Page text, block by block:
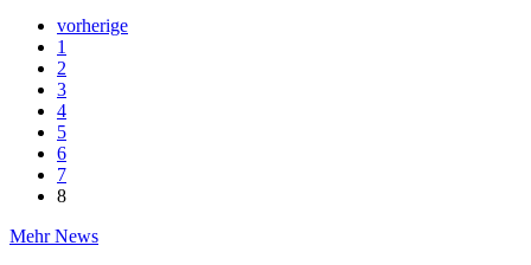
vorherige
1
2
3
4
5
6
7
8
Mehr News